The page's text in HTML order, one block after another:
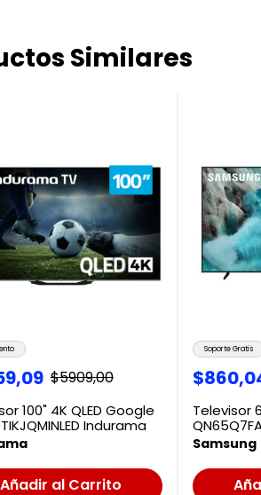
Similares
,09 $5909,00
100" 4K QLED Google
Indurama
Añadir al Carrito
Soporte Gratis
$860,
Televisor
Samsung